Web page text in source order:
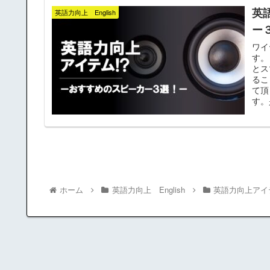
英語力向上 English
英
ー
ワ
す
と
る
て
す
ホーム 英語力向上 English 英語力向上ア